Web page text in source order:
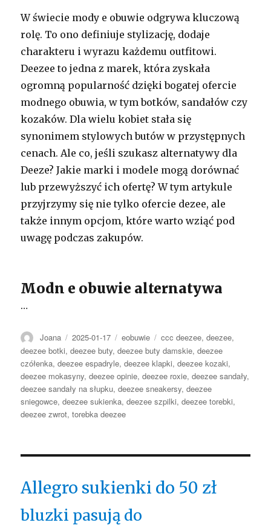
W świecie mody e obuwie odgrywa kluczową
rolę. To ono definiuje stylizację, dodaje
charakteru i wyrazu każdemu outfitowi.
Deezee to jedna z marek, która zyskała
ogromną popularność dzięki bogatej ofercie
modnego obuwia, w tym botków, sandałów czy
kozaków. Dla wielu kobiet stała się
synonimem stylowych butów w przystępnych
cenach. Ale co, jeśli szukasz alternatywy dla
Deeze? Jakie marki i modele mogą dorównać
lub przewyższyć ich ofertę? W tym artykule
przyjrzymy się nie tylko ofercie dezee, ale
także innym opcjom, które warto wziąć pod
uwagę podczas zakupów.
Modn e obuwie alternatywa
…
Autor
Joana Opublikowano
2025-01-17 Kategorie
eobuwie Tagi
ccc deezee,deezee,
deezee botki,deezee buty,deezee buty damskie,deezee
czółenka,deezee espadryle,deezee klapki,deezee kozaki,
deezee mokasyny,deezee opinie,deezee roxie,deezee sandały,
deezee sandały na słupku,deezee sneakersy,deezee
sniegowce,deezee sukienka,deezee szpilki,deezee torebki,
deezee zwrot,torebka deezee
Allegro sukienki do 50 zł
bluzki pasują do